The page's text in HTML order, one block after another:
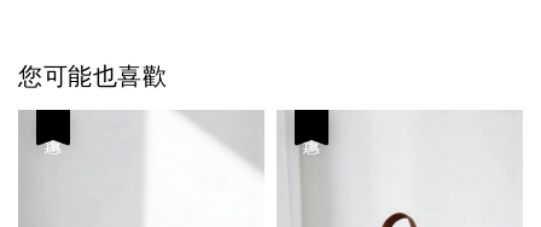
您可能也喜歡